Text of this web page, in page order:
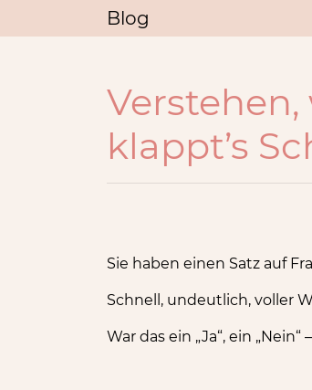
Blog
Verstehen,
klappt’s
Sie haben einen Satz auf
Schnell, undeutlich, voller
War das ein „Ja“, ein